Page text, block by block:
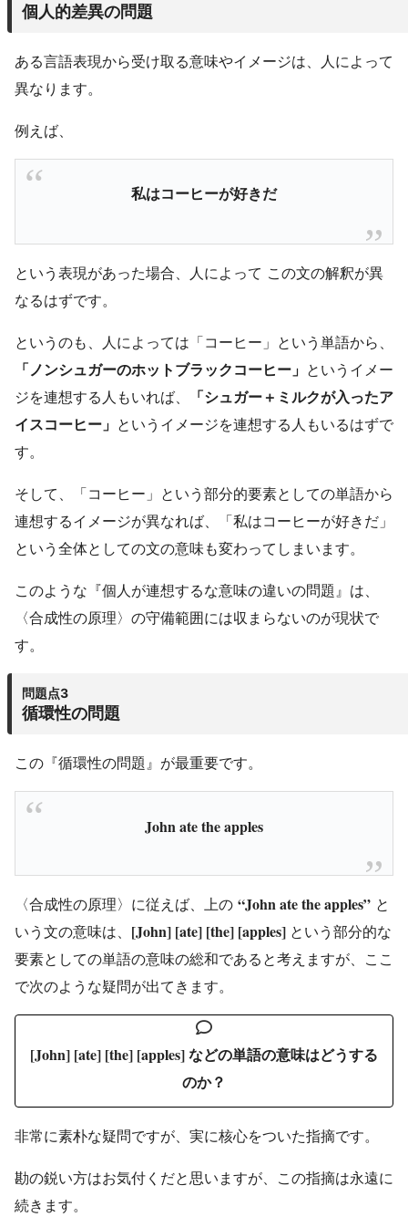
個人的差異の問題
ある言語表現から受け取る意味やイメージは、人によって
異なります。
例えば、
私はコーヒーが好きだ
という表現があった場合、人によって この文の解釈が異
なるはずです。
というのも、人によっては「コーヒー」という単語から、
「ノンシュガーのホットブラックコーヒー」 というイメー
ジを連想する人もいれば、
「シュガー＋ミルクが入ったア
イスコーヒー」 というイメージを連想する人もいるはずで
す。
そして、「コーヒー」という部分的要素としての単語から
連想するイメージが異なれば、「私はコーヒーが好きだ」
という全体としての文の意味も変わってしまいます。
このような『個人が連想するな意味の違いの問題』は、
〈合成性の原理〉の守備範囲には収まらないのが現状で
す。
問題点3
循環性の問題
この『循環性の問題』が最重要です。
John ate the apples
〈合成性の原理〉に従えば、上の “John ate the apples” と
いう文の意味は、 [John] [ate] [the] [apples] という部分的な
要素としての単語の意味の総和であると考えますが、ここ
で次のような疑問が出てきます。
[John] [ate] [the] [apples] などの単語の意味はどうする
のか？
非常に素朴な疑問ですが、実に核心をついた指摘です。
勘の鋭い方はお気付くだと思いますが、この指摘は永遠に
続きます。